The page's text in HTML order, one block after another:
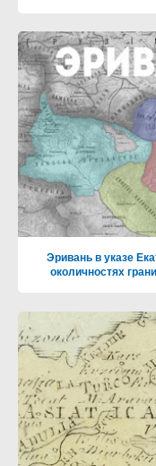
Эривань в указе
околичностях